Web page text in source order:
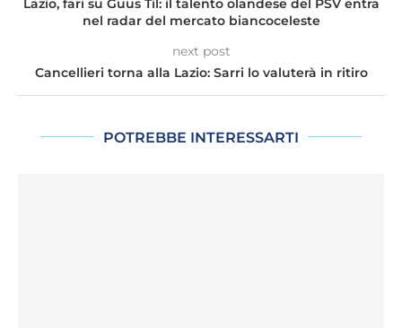
nel radar del mercato biancoceleste
next post
Cancellieri torna alla Lazio: Sarri lo valuterà in ritiro
POTREBBE INTERESSARTI